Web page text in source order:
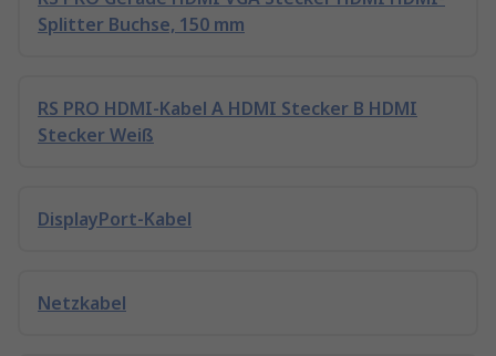
Splitter Buchse, 150 mm
RS PRO HDMI-Kabel A HDMI Stecker B HDMI
Stecker Weiß
DisplayPort-Kabel
Netzkabel